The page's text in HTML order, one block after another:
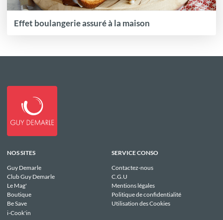
Effet boulangerie assuré à la maison
NOS SITES
Guy Demarle
Club Guy Demarle
Le Mag'
Boutique
Be Save
i-Cook'in
SERVICE CONSO
Contactez-nous
C.G.U
Mentions légales
Politique de confidentialité
Utilisation des Cookies